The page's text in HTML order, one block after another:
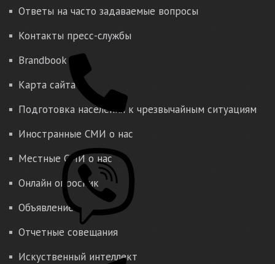
Ответы на часто задаваемые вопросы
Контакты пресс-службы
Brandbook
Карта сайта
Подготовка населения к чрезвычайным ситуациям
Иностранные СМИ о нас
Местные СМИ о нас
Онлайн опросник
Объявление
Отчетные совещания
Искуственный интеллект